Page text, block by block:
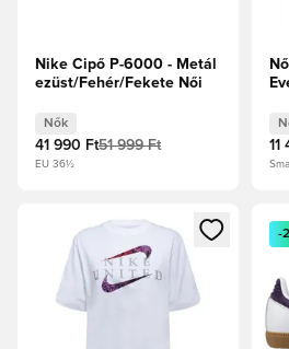
Nike Cipő P-6000 - Metál
ezüst/Fehér/Fekete Női
Nők
41 990 Ft51 999 Ft
EU 36½
11
Megnyit egy modált a
-